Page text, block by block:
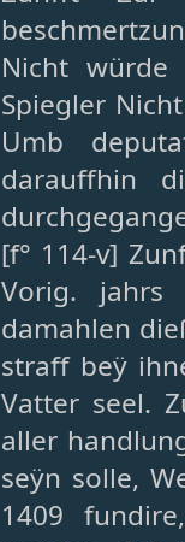
Nicht würde
Spiegler
Umb
darauffhin
[f° 114-v]
Vorig. jahrs
damahlen
straff beÿ
Vatter seel.
aller
seÿn solle,
1409